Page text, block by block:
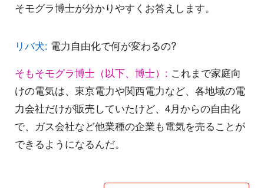
そモグラ博士が分かりやすくお答えします。
リバ犬: 電力自由化で何が変わるの?
そもそモグラ博士（以下、博士）: これまで家庭向
けの電気は、東京電力や関西電力など、各地域の電
力会社だけが販売していたけど、4月からの自由化
で、ガス会社など他業種の企業も電気を売ることが
できるようになるんだ。